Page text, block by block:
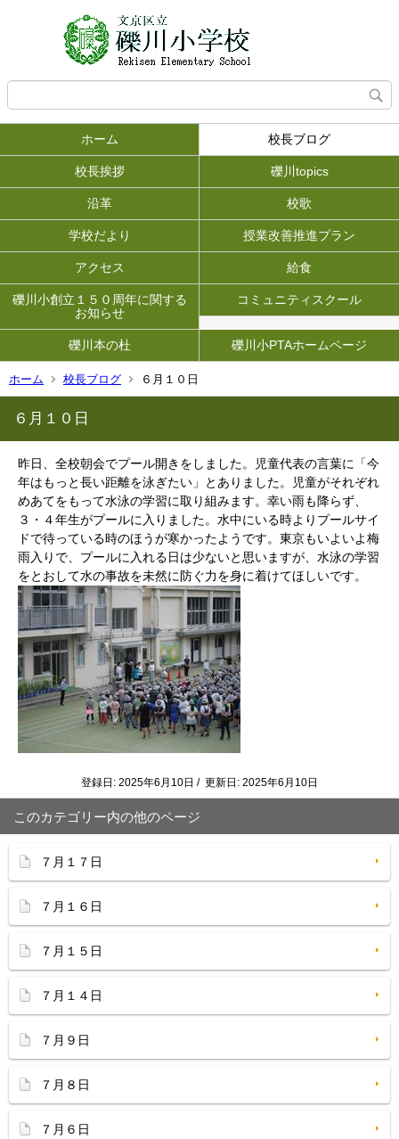
ホーム 校長ブログ
校長挨拶 礫川topics
沿革 校歌
学校だより 授業改善推進プラン
アクセス 給食
礫川小創立１５０周年に関する
お知らせ
コミュニティスクール
礫川本の杜 礫川小PTAホームページ
ホーム 校長ブログ ６月１０日
６月１０日
昨日、全校朝会でプール開きをしました。児童代表の言葉に「今
年はもっと長い距離を泳ぎたい」とありました。児童がそれぞれ
めあてをもって水泳の学習に取り組みます。幸い雨も降らず、
３・４年生がプールに入りました。水中にいる時よりプールサイ
ドで待っている時のほうが寒かったようです。東京もいよいよ梅
雨入りで、プールに入れる日は少ないと思いますが、水泳の学習
をとおして水の事故を未然に防ぐ力を身に着けてほしいです。
登録日: 2025年6月10日 / 更新日: 2025年6月10日
このカテゴリー内の他のページ
７月１７日
７月１６日
７月１５日
７月１４日
７月９日
７月８日
７月６日